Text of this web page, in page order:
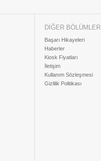
DİĞER BÖLÜMLER
Başarı Hikayeleri
Haberler
Kiosk Fiyatları
İletişim
Kullanım Sözleşmesi
Gizlilik Politikası